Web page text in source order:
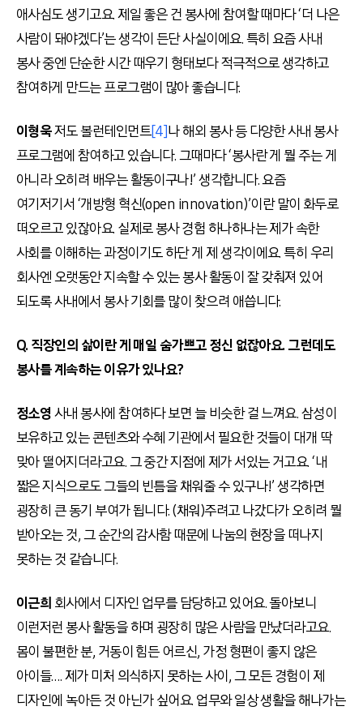
애사심도 생기고요. 제일 좋은 건 봉사에 참여할 때마다 ‘더 나은
사람이 돼야겠다’는 생각이 든단 사실이에요. 특히 요즘 사내
봉사 중엔 단순한 시간 때우기 형태보다 적극적으로 생각하고
참여하게 만드는 프로그램이 많아 좋습니다.
이형욱저도 볼런테인먼트[4]나 해외 봉사 등 다양한 사내 봉사
프로그램에 참여하고 있습니다. 그때마다 ‘봉사란 게 뭘 주는 게
아니라 오히려 배우는 활동이구나!’ 생각합니다. 요즘
여기저기서 ‘개방형 혁신(open innovation)’이란 말이 화두로
떠오르고 있잖아요. 실제로 봉사 경험 하나하나는 제가 속한
사회를 이해하는 과정이기도 하단 게 제 생각이에요. 특히 우리
회사엔 오랫동안 지속할 수 있는 봉사 활동이 잘 갖춰져 있어
되도록 사내에서 봉사 기회를 많이 찾으려 애씁니다.
Q. 직장인의 삶이란 게 매일 숨가쁘고 정신 없잖아요. 그런데도
봉사를 계속하는 이유가 있나요?
정소영사내 봉사에 참여하다 보면 늘 비슷한 걸 느껴요. 삼성이
보유하고 있는 콘텐츠와 수혜 기관에서 필요한 것들이 대개 딱
맞아 떨어지더라고요. 그 중간 지점에 제가 서있는 거고요. ‘내
짧은 지식으로도 그들의 빈틈을 채워줄 수 있구나!’ 생각하면
굉장히 큰 동기 부여가 됩니다. (채워)주려고 나갔다가 오히려 뭘
받아오는 것, 그 순간의 감사함 때문에 나눔의 현장을 떠나지
못하는 것 같습니다.
이근희 회사에서 디자인 업무를 담당하고 있어요. 돌아보니
이런저런 봉사 활동을 하며 굉장히 많은 사람을 만났더라고요.
몸이 불편한 분, 거동이 힘든 어르신, 가정 형편이 좋지 않은
아이들…. 제가 미처 의식하지 못하는 사이, 그 모든 경험이 제
디자인에 녹아든 것 아닌가 싶어요. 업무와 일상 생활을 해나가는